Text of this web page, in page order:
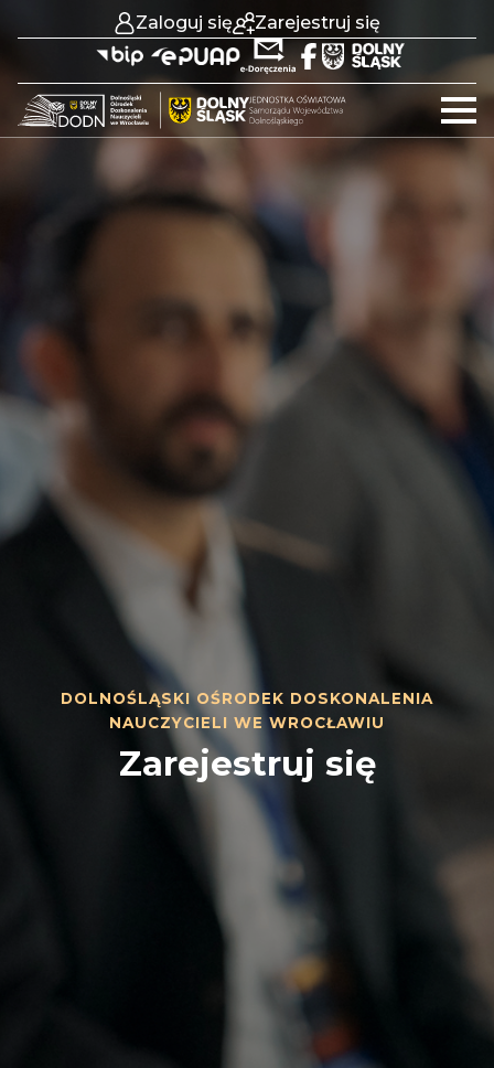
Zaloguj się Zarejestruj się
DOLNOŚLĄSKI OŚRODEK DOSKONALENIA
NAUCZYCIELI WE WROCŁAWIU
Zarejestruj się